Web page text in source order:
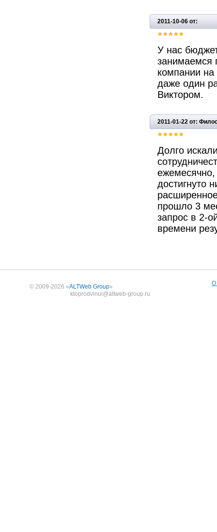
2011-10-06 от:
У нас
занимаемся
компании
даже один
Виктором.
2011-01-22 от:
Долго
ежемесячно,
достигнуто
прошло 3
запрос в 2-
времени
© 2009-2026 «ALTWeb Group»
ktoprodvinul@altweb-group.ru
О